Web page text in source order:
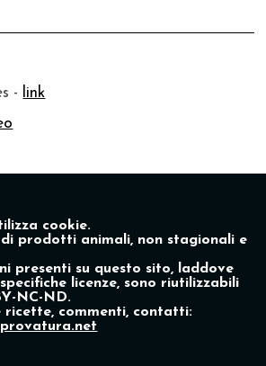
- link
cookie.
prodotti animali, non stagionali e
presenti su questo sito, laddove
licenze, sono riutilizzabili
NC-ND.
ricette, commenti, contatti: